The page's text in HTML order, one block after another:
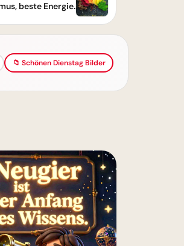
beste Energie.
📁 Schönen Dienstag Bilder